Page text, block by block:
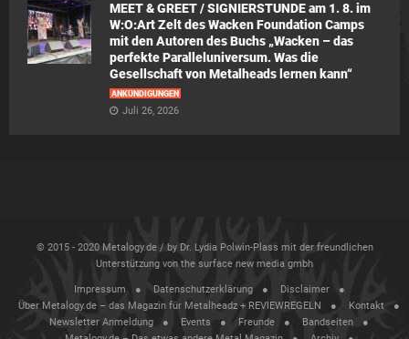
MEET & GREET / SIGNIERSTUNDE am 1. 8. im
W:O:Art Zelt des Wacken Foundation Camps
mit den Autoren des Buchs „Wacken – das
perfekte Paralleluniversum. Was die
Gesellschaft von Metalheads lernen kann“
ANKÜNDIGUNGEN
Juli 26, 2026
© 2015 - 2020 Metalogy.de / by Dr. Lydia Polwin-Plass mit der freundlichen
Unterstützung von the surface new media gmbh
Impressum Datenschutzerklärung
Disclaimer
Über Metalogy.de – das Magazin für Metalheadz + REVIEWREGELN
Kontakt
Newsletter Anmeldung
Events Freunde
Bandseiten